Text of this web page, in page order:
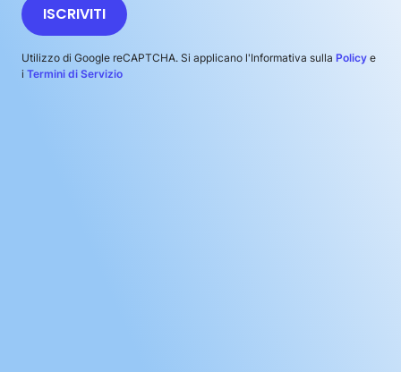
ISCRIVITI
Utilizzo di Google reCAPTCHA. Si applicano l'Informativa sulla Policy e
i Termini di Servizio